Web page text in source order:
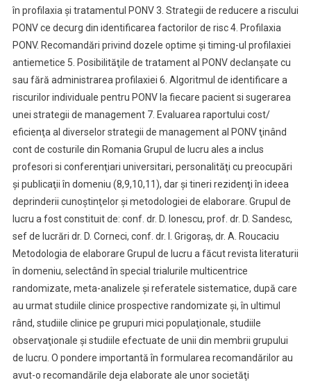
în profilaxia şi tratamentul PONV 3. Strategii de reducere a riscului
PONV ce decurg din identificarea factorilor de risc 4. Profilaxia
PONV. Recomandări privind dozele optime şi timing-ul profilaxiei
antiemetice 5. Posibilităţile de tratament al PONV declanşate cu
sau fără administrarea profilaxiei 6. Algoritmul de identificare a
riscurilor individuale pentru PONV la fiecare pacient si sugerarea
unei strategii de management 7. Evaluarea raportului cost/
eficienţa al diverselor strategii de management al PONV ţinând
cont de costurile din Romania Grupul de lucru ales a inclus
profesori si conferenţiari universitari, personalităţi cu preocupări
şi publicaţii în domeniu (8,9,10,11), dar şi tineri rezidenţi în ideea
deprinderii cunoştinţelor şi metodologiei de elaborare. Grupul de
lucru a fost constituit de: conf. dr. D. Ionescu, prof. dr. D. Sandesc,
sef de lucrări dr. D. Corneci, conf. dr. I. Grigoraş, dr. A. Roucaciu
Metodologia de elaborare Grupul de lucru a făcut revista literaturii
în domeniu, selectând în special trialurile multicentrice
randomizate, meta-analizele şi referatele sistematice, după care
au urmat studiile clinice prospective randomizate şi, în ultimul
rând, studiile clinice pe grupuri mici populaţionale, studiile
observaţionale şi studiile efectuate de unii din membrii grupului
de lucru. O pondere importantă în formularea recomandărilor au
avut-o recomandările deja elaborate ale unor societăţi